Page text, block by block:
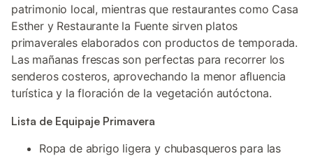
patrimonio local, mientras que restaurantes como Casa
Esther y Restaurante la Fuente sirven platos
primaverales elaborados con productos de temporada.
Las mañanas frescas son perfectas para recorrer los
senderos costeros, aprovechando la menor afluencia
turística y la floración de la vegetación autóctona.
Lista de Equipaje Primavera
Ropa de abrigo ligera y chubasqueros para las